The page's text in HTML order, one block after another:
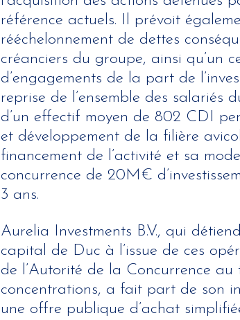
référence actuels. Il prévoit
rééchelonnement de dettes
créanciers du groupe, ainsi qu’un
d’engagements de la part de
reprise de l’ensemble des salariés
d’un effectif moyen de 802 CDI
et développement de la filière
financement de l’activité et sa
concurrence de 20M€
3 ans.
Aurelia Investments B.V., qui
capital de Duc à l’issue de ces
de l’Autorité de la Concurrence
concentrations, a fait part de son
une offre publique d’achat